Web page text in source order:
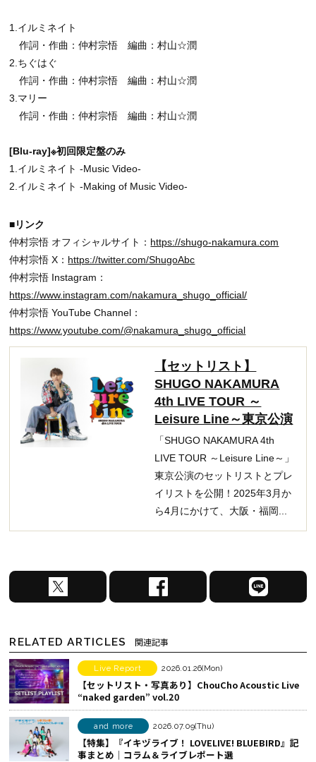
1.イルミネイト
作詞・作曲：仲村宗悟 編曲：村山☆潤
2.ちぐはぐ
作詞・作曲：仲村宗悟 編曲：村山☆潤
3.マリー
作詞・作曲：仲村宗悟 編曲：村山☆潤
[Blu-ray]※初回限定盤のみ
1.イルミネイト -Music Video-
2.イルミネイト -Making of Music Video-
■リンク
仲村宗悟 オフィシャルサイト： https://shugo-nakamura.com
仲村宗悟 X： https://twitter.com/ShugoAbc
仲村宗悟 Instagram：
https://www.instagram.com/nakamura_shugo_official/
仲村宗悟 YouTube Channel：
https://www.youtube.com/@nakamura_shugo_official
【セットリスト】
SHUGO NAKAMURA
4th LIVE TOUR ～
Leisure Line～東京公演
「SHUGO NAKAMURA 4th
LIVE TOUR ～Leisure Line～」
東京公演のセットリストとプレ
イリストを公開！2025年3月か
ら4月にかけて、大阪・福岡...
X
で
ア
す
る
F
a
b
o
o
k
で
シ
ェ
L
I
シ
ェ
RELATED ARTICLES 関連記事
Live Report 2026.01.26(Mon)
【セットリスト・写真あり】ChouCho Acoustic Live
“naked garden” vol.20
and more 2026.07.09(Thu)
【特集】『イキヅライブ！ LOVELIVE! BLUEBIRD』記
事まとめ│コラム＆ライブレポート選